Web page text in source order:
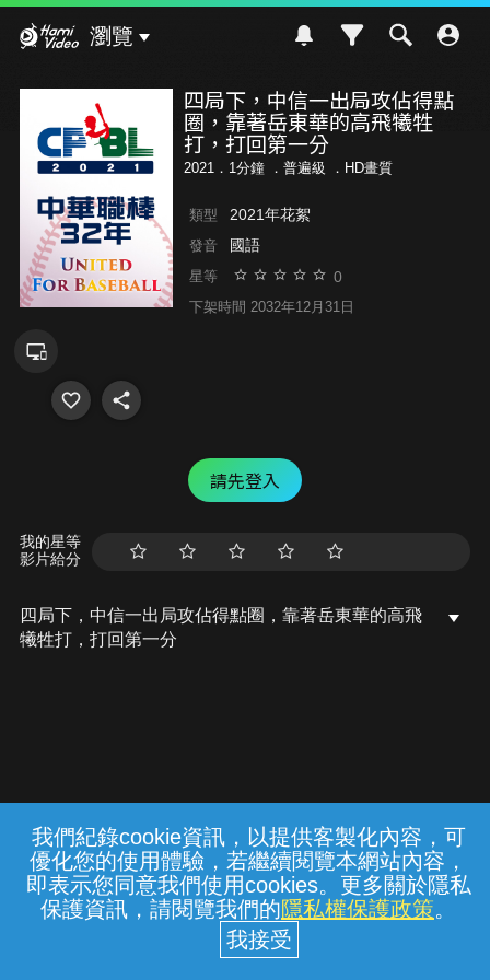
我們紀錄cookie資訊，以提供客製化內容，可
優化您的使用體驗，若繼續閱覽本網站內容，
即表示您同意我們使用cookies。更多關於隱私
保護資訊，請閱覽我們的隱私權保護政策。
瀏覽
四局下，中信一出局攻佔得點
圈，靠著岳東華的高飛犧牲
打，打回第一分
2021．1分鐘 ． 普遍級 ．HD畫質
類型 2021年花絮
發音 國語
星等 0
下架時間 2032年12月31日
請先登入
我的星等
影片給分
四局下，中信一出局攻佔得點圈，靠著岳東華的高飛
犧牲打，打回第一分
常見問題 線上客服 服務條款 隱私權保護
中華電信股份有限公司個人家庭分公司
(統一編號：96979949) © 2026
{{notifyMsg}}